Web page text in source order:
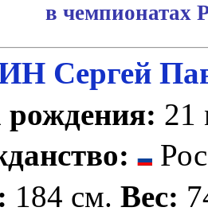
в чемпионатах
Сергей
рождения: 21
184 см.Вес: